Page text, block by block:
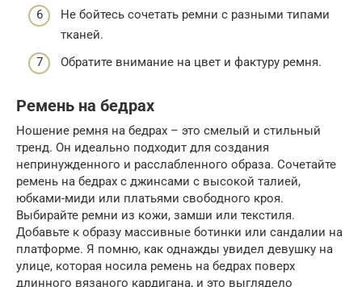
Не бойтесь сочетать ремни с разными типами
тканей.
Обратите внимание на цвет и фактуру ремня.
Ремень на бедрах
Ношение ремня на бедрах – это смелый и стильный
тренд. Он идеально подходит для создания
непринужденного и расслабленного образа. Сочетайте
ремень на бедрах с джинсами с высокой талией,
юбками-миди или платьями свободного кроя.
Выбирайте ремни из кожи, замши или текстиля.
Добавьте к образу массивные ботинки или сандалии на
платформе. Я помню, как однажды увидел девушку на
улице, которая носила ремень на бедрах поверх
длинного вязаного кардигана, и это выглядело